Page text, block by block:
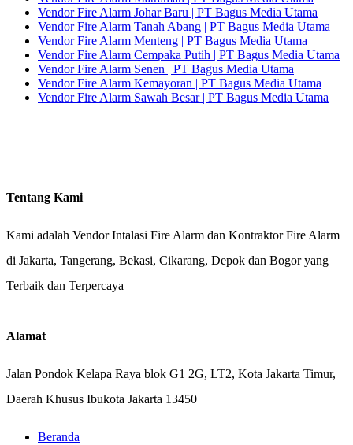
Vendor Fire Alarm Johar Baru | PT Bagus Media Utama
Vendor Fire Alarm Tanah Abang | PT Bagus Media Utama
Vendor Fire Alarm Menteng | PT Bagus Media Utama
Vendor Fire Alarm Cempaka Putih | PT Bagus Media Utama
Vendor Fire Alarm Senen | PT Bagus Media Utama
Vendor Fire Alarm Kemayoran | PT Bagus Media Utama
Vendor Fire Alarm Sawah Besar | PT Bagus Media Utama
Tentang Kami
Kami adalah Vendor Intalasi Fire Alarm dan Kontraktor Fire Alarm
di Jakarta, Tangerang, Bekasi, Cikarang, Depok dan Bogor yang
Terbaik dan Terpercaya
Alamat
Jalan Pondok Kelapa Raya blok G1 2G, LT2, Kota Jakarta Timur,
Daerah Khusus Ibukota Jakarta 13450
Beranda